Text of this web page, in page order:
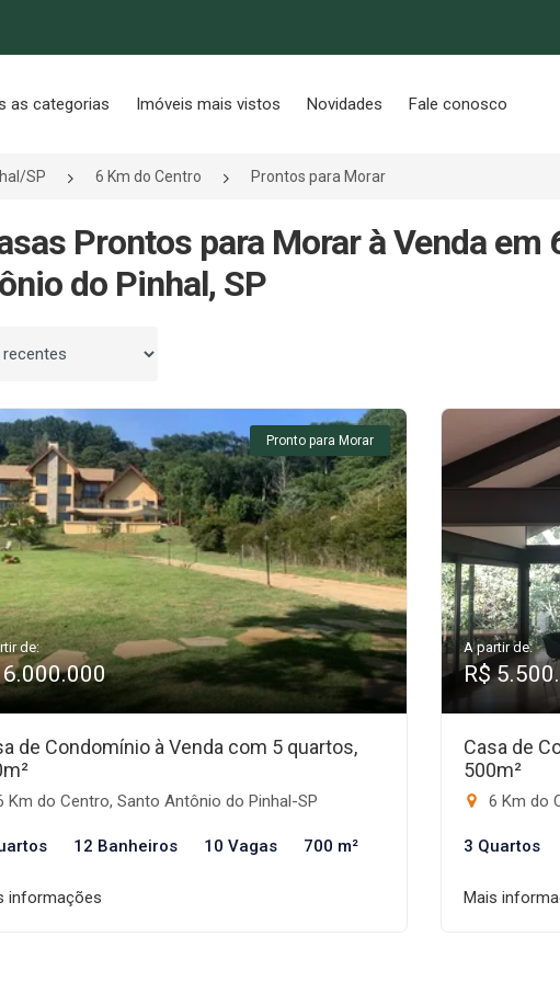
as categorias Imóveis mais vistos Novidades Fale conosco
SP 6 Km do Centro Prontos para Morar
Prontos para Morar à Venda em
do Pinhal, SP
por
Pronto para Morar
de:
6.000.000
de Condomínio à Venda com 5 quartos,
Km do Centro, Santo Antônio do Pinhal-SP
12 Banheiros 10 Vagas 700 m²
informações
A partir de:
R$
Casa de
500m²
6 Km do
3 Quartos
Mais